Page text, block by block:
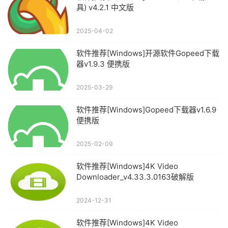
具) v4.2.1 中文版
2025-04-02
软件推荐[Windows]开源软件Gopeed下载
器v1.9.3 便携版
2025-03-29
软件推荐[Windows]Gopeed下载器v1.6.9
便携版
2025-02-09
软件推荐[Windows]4K Video
Downloader_v4.33.3.0163破解版
2024-12-31
软件推荐[Windows]4K Video